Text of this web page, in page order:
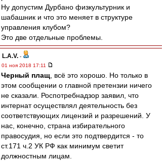
Ну допустим Дурбано физкультурник и
шабашник и что это меняет в структуре
управления клубом?
Это две отдельные проблемы.
L.А.V. -
01 ноя 2018 17:11
Черный плащ , всё это хорошо. Но только в
этом сообщении о главной претензии ничего
не сказали. Роспотребнадзор заявил, что
интернат осуществлял деятельность без
соответствующих лицензий и разрешений. У
нас, конечно, страна избирательного
правосудия, но если это подтвердится - то
ст.171 ч.2 УК РФ как минимум светит
должностным лицам.